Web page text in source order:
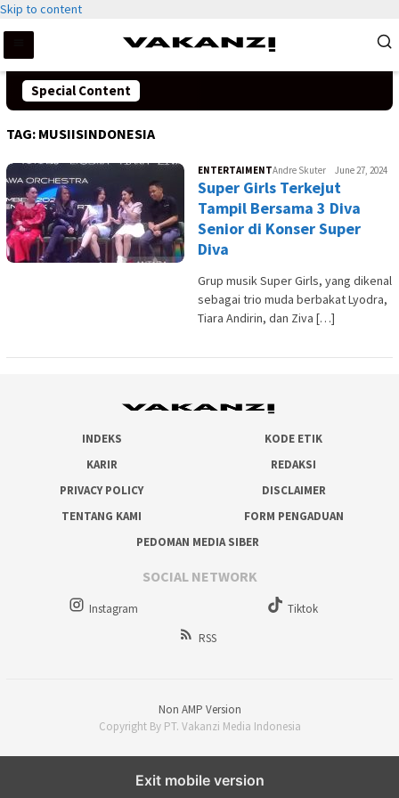
Skip to content
Special Content
TAG: MUSIISINDONESIA
ENTERTAIMENTAndre Skuter June 27, 2024
Super Girls Terkejut
Tampil Bersama 3 Diva
Senior di Konser Super
Diva
Grup musik Super Girls, yang dikenal
sebagai trio muda berbakat Lyodra,
Tiara Andirin, dan Ziva […]
INDEKS
KODE ETIK
KARIR
REDAKSI
PRIVACY POLICY
DISCLAIMER
TENTANG KAMI
FORM PENGADUAN
PEDOMAN MEDIA SIBER
SOCIAL NETWORK
Instagram
Tiktok
RSS
Non AMP Version
Copyright By PT. Vakanzi Media Indonesia
Exit mobile version